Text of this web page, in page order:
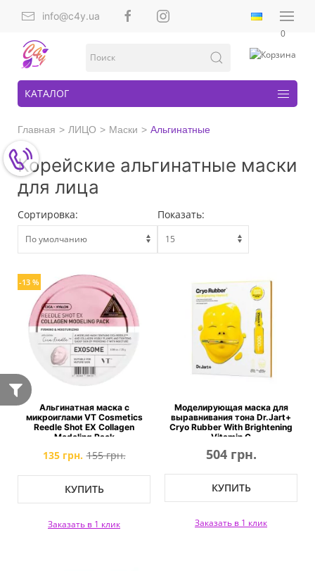
info@c4y.ua
0
КАТАЛОГ
Главная ЛИЦО Маски Альгинатные
Корейские альгинатные маски
для лица
Сортировка: Показать:
-13 %
Альгинатная маска с
микроиглами VT Cosmetics
Reedle Shot EX Collagen
Modeling Pack
135 грн. 155 грн.
КУПИТЬ
Заказать в 1 клик
Моделирующая маска для
выравнивания тона Dr.Jart+
Cryo Rubber With Brightening
Vitamin C
504 грн.
КУПИТЬ
Заказать в 1 клик